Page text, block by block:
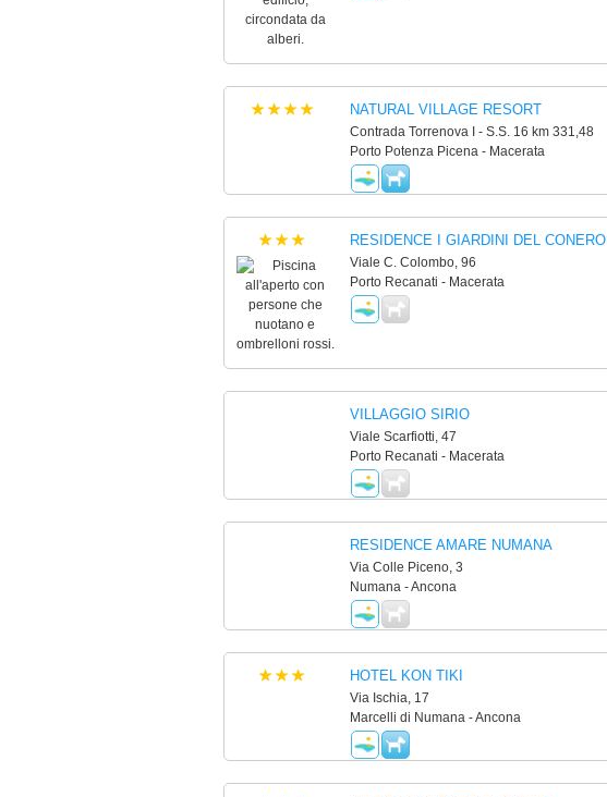
NATURAL VILLAGE RESORT
Contrada Torrenova I - S.S. 16 km 331,48
Porto Potenza Picena - Macerata
RESIDENCE I GIARDINI DEL CONERO
Viale C. Colombo, 96
Porto Recanati - Macerata
VILLAGGIO SIRIO
Viale Scarfiotti, 47
Porto Recanati - Macerata
RESIDENCE AMARE NUMANA
Via Colle Piceno, 3
Numana - Ancona
HOTEL KON TIKI
Via Ischia, 17
Marcelli di Numana - Ancona